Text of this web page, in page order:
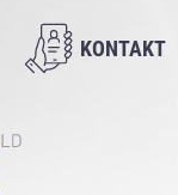
KONTAKT